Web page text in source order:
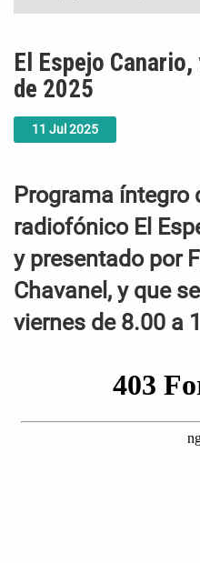
11 Jul 2025
El Espejo
de 2025
Programa íntegro
radiofónico El
y presentado por
Chavanel, y que
viernes de 8.00 a